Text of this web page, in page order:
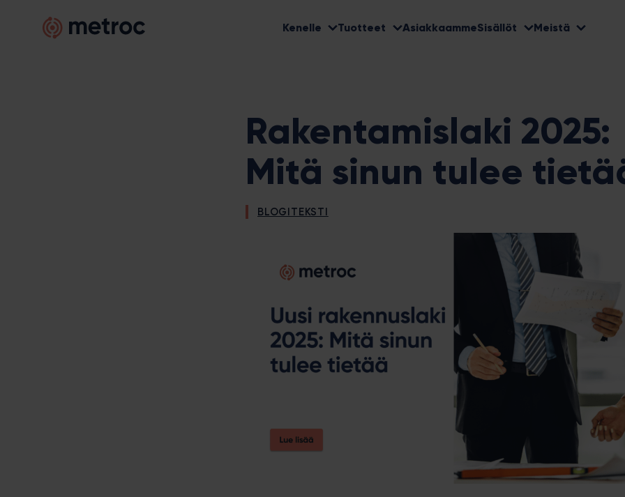
sisältöönMetroc Kenelle Tuotteet AsiakkaammeSisällöt Meistä
Rakentamislaki 2025:
Mitä sinun tulee
BLOGITEKSTI